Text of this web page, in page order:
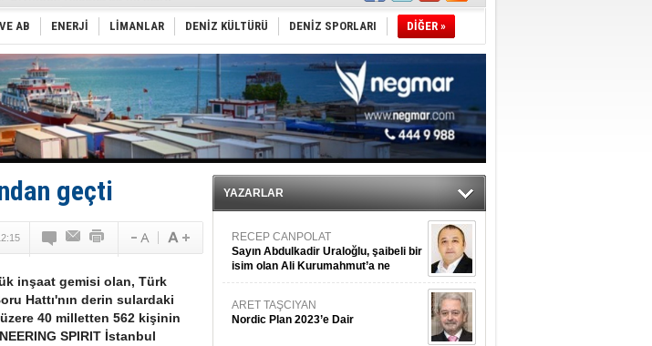
6 ayda 40.000 gemi
‘Mavi Vatan’ ziyaretçi kayıtları başladı!
direnişi, kazanımla sonuçlandı
gemide mahsur kaldı!
yeni sevkiyat taleplerini durdurdu
katıldı
gemi inşa yan sanayinin sorunlarını tartıştı
tekne projesinde karar çıktı
ihalesini BlueForge kazandı
ilk kez dünyaya açılan gizemli ada!
EYDEP’te A sertifikası alan ilk tersane oldu
AB ENERJİ LİMANLAR DENİZ KÜLTÜRÜ DENİZ SPORLARI DİĞER »
geçti
inşaat gemisi olan, Türk
Hattı'nın derin sulardaki
üzere 40 milletten 562 kişinin
SPIRIT İstanbul
YAZARLAR
RECEP CANPOLAT
Sayın Abdulkadir Uraloğlu, şaibeli bir
isim olan Ali Kurumahmut’a ne
danışıyorsunuz?
ARET TAŞCIYAN
Nordic Plan 2023’e Dair